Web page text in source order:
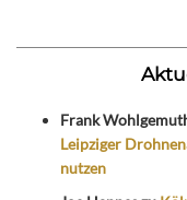
Frank
Leipziger
nutzen